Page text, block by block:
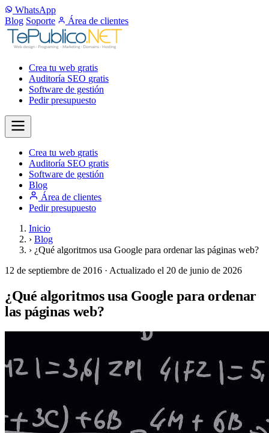
WhatsApp
Blog Soporte Área de clientes
Crea tu web gratis
Auditoría SEO gratis
Software de gestión
Pedir presupuesto
Crea tu web gratis
Auditoría SEO gratis
Software de gestión
Blog
Área de clientes
Pedir presupuesto
Inicio
› Blog
› ¿Qué algoritmos usa Google para ordenar las páginas web?
12 de septiembre de 2016 · Actualizado el 20 de junio de 2026
¿Qué algoritmos usa Google para ordenar
las páginas web?